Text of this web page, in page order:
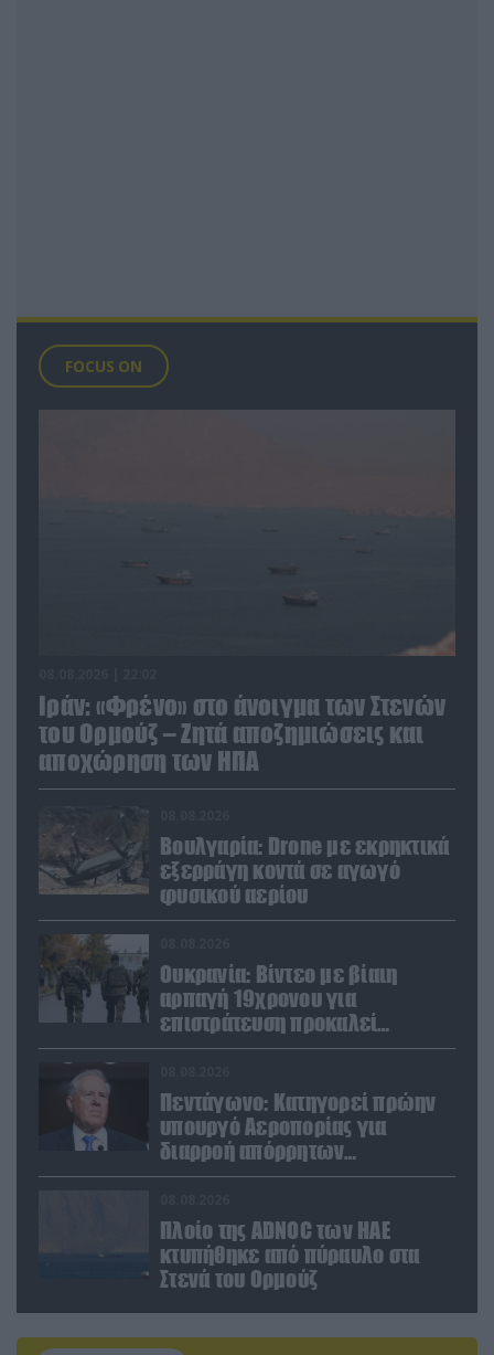
FOCUS ON
Ιράν: «Φρένο» στο άνοιγμα των Στενών
του Ορμούζ – Ζητά αποζημιώσεις και
αποχώρηση των ΗΠΑ
Βουλγαρία: Drone με εκρηκτικά
εξερράγη κοντά σε αγωγό
φυσικού αερίου
Ουκρανία: Βίντεο με βίαιη
αρπαγή 19χρονου για
επιστράτευση προκαλεί
αντιδράσεις
Πεντάγωνο: Κατηγορεί πρώην
υπουργό Αεροπορίας για
διαρροή απόρρητων
πληροφοριών
Πλοίο της ADNOC των ΗΑΕ
κτυπήθηκε από πύραυλο στα
Στενά του Ορμούζ